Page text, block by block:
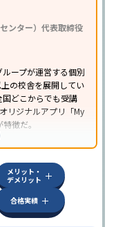
学習にPC・タブレッ
ンター）代表取締役
ープが運営する個別
の校舎を展開してい
どこからでも受講
リジナルアプリ「My
徴だ。
メリット・
デメリット
合格実績